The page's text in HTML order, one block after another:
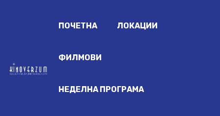
ПОЧЕТНА ЛОКАЦИИ
ФИЛМОВИ
НЕДЕЛНА ПРОГРАМА